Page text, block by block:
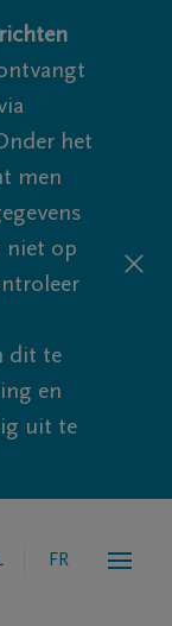
het
men
niet op
dit te
en
uit te
FR